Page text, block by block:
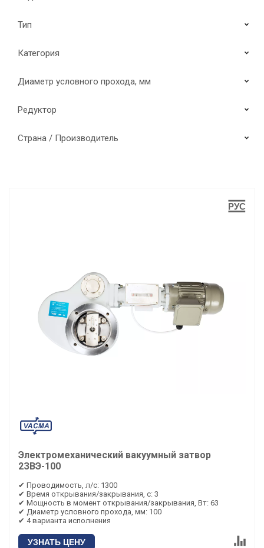
Тип
Категория
Диаметр условного прохода, мм
Редуктор
Страна / Производитель
Электромеханический вакуумный затвор
2ЗВЭ-100
✔ Проводимость, л/с: 1300
✔ Время открывания/закрывания, с: 3
✔ Мощность в момент открывания/закрывания, Вт: 63
✔ Диаметр условного прохода, мм: 100
✔ 4 варианта исполнения
УЗНАТЬ ЦЕНУ